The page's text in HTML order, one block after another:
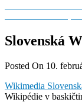
Slovenská
Posted On 10.
Wikimedia
Wikipédie v